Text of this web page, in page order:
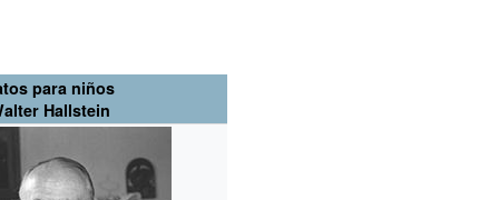
para niños
Hallstein